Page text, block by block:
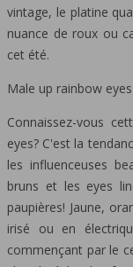
vintage, le platine
nuance de roux ou
cet été.
Male up rainbow eyes
Connaissez-vous
eyes? C'est la
les influenceuses
bruns et les eyes
paupières! Jaune,
irisé ou en
commençant par le